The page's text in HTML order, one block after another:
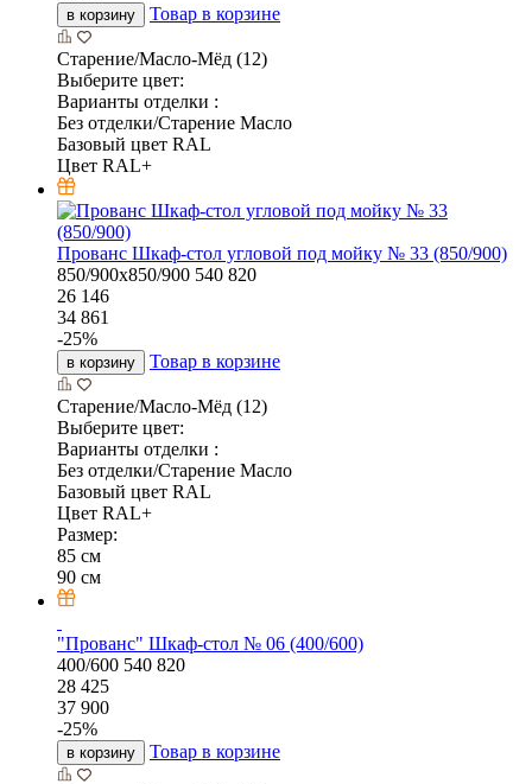
в корзину Товар в корзине
Старение/Масло-Мёд (12)
Выберите цвет:
Варианты отделки :
Без отделки/Старение Масло
Базовый цвет RAL
Цвет RAL+
Прованс Шкаф-стол угловой под мойку № 33 (850/900)
850/900х850/900 540 820
26 146
34 861
-25%
в корзину Товар в корзине
Старение/Масло-Мёд (12)
Выберите цвет:
Варианты отделки :
Без отделки/Старение Масло
Базовый цвет RAL
Цвет RAL+
Размер:
85 см
90 см
"Прованс" Шкаф-стол № 06 (400/600)
400/600 540 820
28 425
37 900
-25%
в корзину Товар в корзине